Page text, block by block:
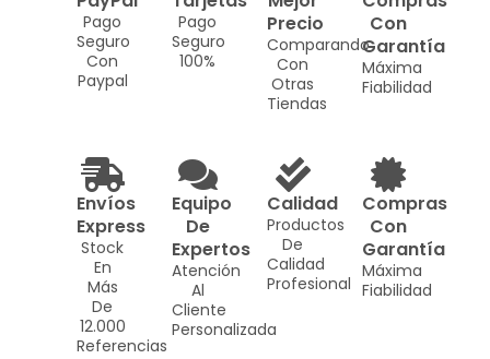
Pago
Seguro
Con
Paypal
Pago
Seguro
100%
Precio
Comparando
Con
Otras
Tiendas
Con
Garantía
Máxima
Fiabilidad
Envíos
Express
Stock
En
Más
De
12.000
Referencias
Equipo
De
Expertos
Atención
Al
Cliente
Personalizada
Calidad
Productos
De
Calidad
Profesional
Compras
Con
Garantía
Máxima
Fiabilidad